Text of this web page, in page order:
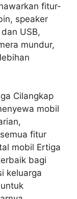
fitur-
speaker
USB,
mundur,
Cilangkap
mobil
fitur
mobil Ertiga
bagi
keluarga